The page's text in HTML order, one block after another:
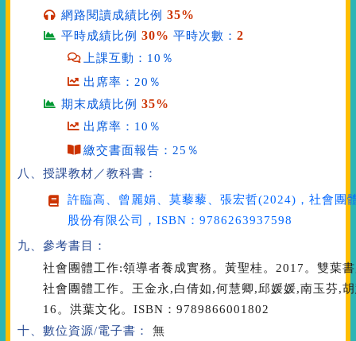
網路閱讀成績比例35%
平時成績比例30% 平時次數：2
上課互動：10％
出席率：20％
期末成績比例35%
出席率：10％
繳交書面報告：25％
八、授課教材／教科書：
許臨高、曾麗娟、莫藜藜、張宏哲(2024)， 社會團
股份有限公司，ISBN：9786263937598
九、參考書目：
社會團體工作:領導者養成實務。黃聖桂。2017。雙葉
社會團體工作。王金永,白倩如,何慧卿,邱媛媛,南玉芬,
16。洪葉文化。ISBN：9789866001802
十、數位資源/電子書：
無